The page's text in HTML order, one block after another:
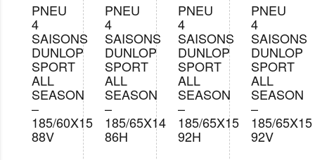
PNEU
4
SAISONS
DUNLOP
SPORT
ALL
SEASON
–
185/60X15
88V
PNEU
4
SAISONS
DUNLOP
SPORT
ALL
SEASON
–
185/65X14
86H
PNEU
4
SAISONS
DUNLOP
SPORT
ALL
SEASON
–
185/65X15
92H
PNEU
4
SAISONS
DUNLOP
SPORT
ALL
SEASON
–
185/65X15
92V